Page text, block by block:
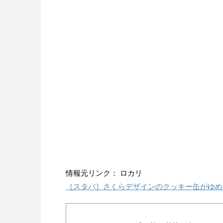
情報元リンク： ロカリ
［スタバ］さくらデザインのクッキー缶がゆ